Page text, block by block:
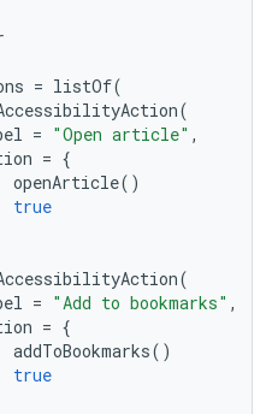
= listOf(
(
= "Open article" ,
= {
openArticle()
true
(
= "Add to bookmarks" ,
= {
addToBookmarks()
true